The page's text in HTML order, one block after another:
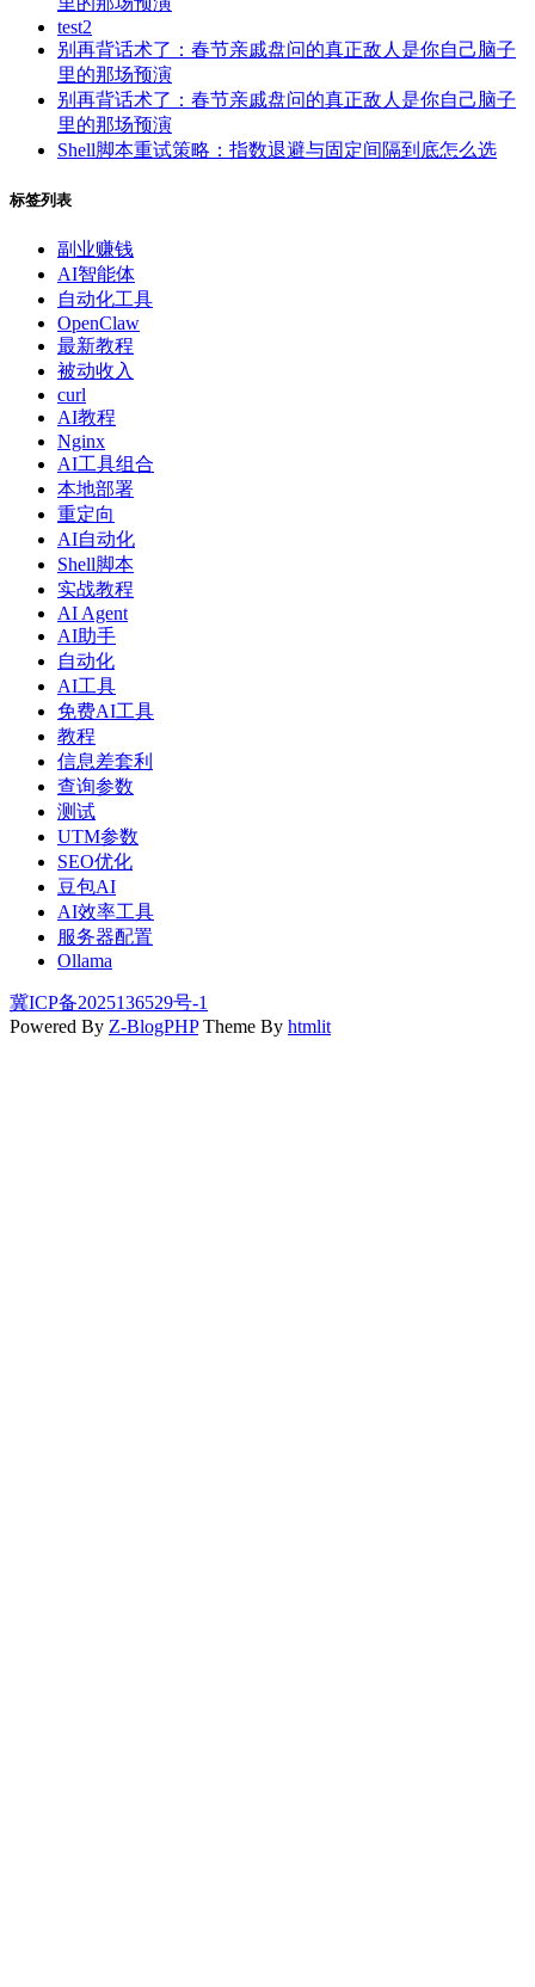
test2
别再背话术了：春节亲戚盘问的真正敌人是你自己脑子
里的那场预演
别再背话术了：春节亲戚盘问的真正敌人是你自己脑子
里的那场预演
Shell脚本重试策略：指数退避与固定间隔到底怎么选
标签列表
副业赚钱
AI智能体
自动化工具
OpenClaw
最新教程
被动收入
curl
AI教程
Nginx
AI工具组合
本地部署
重定向
AI自动化
Shell脚本
实战教程
AI Agent
AI助手
自动化
AI工具
免费AI工具
教程
信息差套利
查询参数
测试
UTM参数
SEO优化
豆包AI
AI效率工具
服务器配置
Ollama
冀ICP备2025136529号-1
Powered By Z-BlogPHPTheme By htmlit